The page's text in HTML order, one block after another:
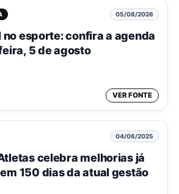
05/08/2026
no esporte: confira a agenda
5 de agosto
VER FONTE
04/06/2025
celebra melhorias já
150 dias da atual gestão